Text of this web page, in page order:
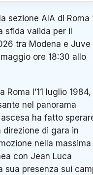
sezione AIA di Roma
sfida valida per il
tra Modena e Juve
ore 18:30 allo
Roma l’11 luglio 1984,
nel panorama
ha fatto
di gara in
nella massima
con Jean Luca
sua presenza sui